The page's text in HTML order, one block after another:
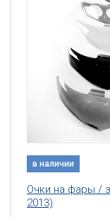
в наличии
Очки на фары /
2013)